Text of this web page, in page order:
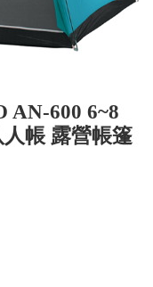
AN-600 6~8
帳 露營帳篷